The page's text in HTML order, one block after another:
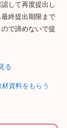
して再度提出し
終提出期限まで
で諦めないで提
る
資料をもらう